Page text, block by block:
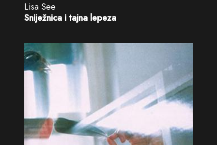
Lisa See
Sniježnica i tajna lepeza